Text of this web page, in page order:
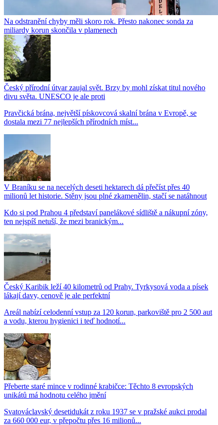
Na odstranění chyby měli skoro rok. Přesto nakonec sonda za
miliardy korun skončila v plamenech
Český přírodní útvar zaujal svět. Brzy by mohl získat titul nového
divu světa. UNESCO je ale proti
Pravčická brána, největší pískovcová skalní brána v Evropě, se
dostala mezi 77 nejlepších přírodních míst...
V Braníku se na necelých deseti hektarech dá přečíst přes 40
milionů let historie. Stěny jsou plné zkamenělin, stačí se natáhnout
Kdo si pod Prahou 4 představí panelákové sídliště a nákupní zóny,
ten nejspíš netuší, že mezi branickým...
Český Karibik leží 40 kilometrů od Prahy. Tyrkysová voda a písek
lákají davy, cenově je ale perfektní
Areál nabízí celodenní vstup za 120 korun, parkoviště pro 2 500 aut
a vodu, kterou hygienici i teď hodnotí...
Přeberte staré mince v rodinné krabičce: Těchto 8 evropských
unikátů má hodnotu celého jmění
Svatováclavský desetidukát z roku 1937 se v pražské aukci prodal
za 660 000 eur, v přepočtu přes 16 milionů...